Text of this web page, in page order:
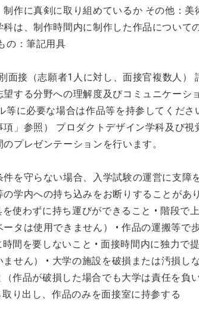
作に真剣に取り組めているか その他：美
は、制作時間内に制作した作品について
の：筆記用具
面接（志願者1人に対し、面接官複数人）
する分野への理解度及びコミュニケーシ
に必要な場合は作品等を持参してくださ
項」参照） プロダクトデザイン学科及び視
プレゼンテーションを行います。
を守らない場合、入学試験の運営に支障
学内への持ち込みをお断りすることがあ
使わずに持ち運びができること • 階段で
タは使用できません） • 作品の運搬等で
間を要しないこと • 面接時間内に独力で
せん） • 大学の施設を破損または汚損し
作品が破損した場合でも大学は責任を負
り出し、作品のみを面接室に持参する